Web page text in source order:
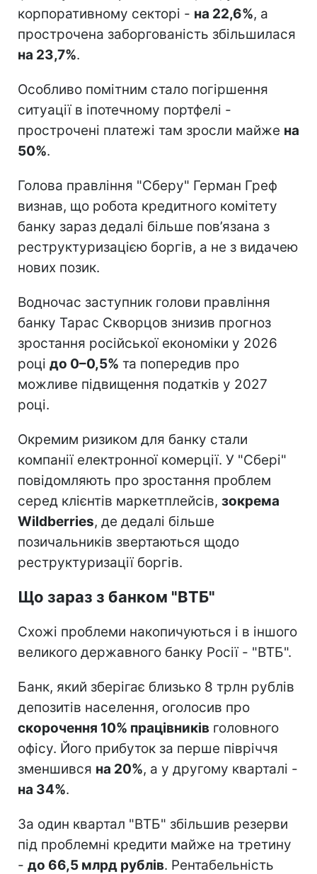
корпоративному секторі - на 22,6%, а
прострочена заборгованість збільшилася
на 23,7%.
Особливо помітним стало погіршення
ситуації в іпотечному портфелі -
прострочені платежі там зросли майже на
50%.
Голова правління "Сберу" Герман Греф
визнав, що робота кредитного комітету
банку зараз дедалі більше пов’язана з
реструктуризацією боргів, а не з видачею
нових позик.
Водночас заступник голови правління
банку Тарас Скворцов знизив прогноз
зростання російської економіки у 2026
році до 0–0,5% та попередив про
можливе підвищення податків у 2027
році.
Окремим ризиком для банку стали
компанії електронної комерції. У "Сбері"
повідомляють про зростання проблем
серед клієнтів маркетплейсів, зокрема
Wildberries, де дедалі більше
позичальників звертаються щодо
реструктуризації боргів.
Що зараз з банком "ВТБ"
Схожі проблеми накопичуються і в іншого
великого державного банку Росії - "ВТБ".
Банк, який зберігає близько 8 трлн рублів
депозитів населення, оголосив про
скорочення 10% працівників головного
офісу. Його прибуток за перше півріччя
зменшився на 20%, а у другому кварталі -
на 34%.
За один квартал "ВТБ" збільшив резерви
під проблемні кредити майже на третину
- до 66,5 млрд рублів. Рентабельність